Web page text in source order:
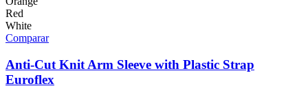
Red
White
Comparar
Anti-Cut Knit Arm Sleeve with Plastic Strap
Euroflex